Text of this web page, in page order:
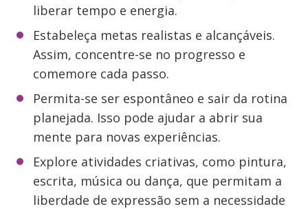
liberar tempo e energia.
Estabeleça metas realistas e alcançáveis.
Assim, concentre-se no progresso e
comemore cada passo.
Permita-se ser espontâneo e sair da rotina
planejada. Isso pode ajudar a abrir sua
mente para novas experiências.
Explore atividades criativas, como pintura,
escrita, música ou dança, que permitam a
liberdade de expressão sem a necessidade